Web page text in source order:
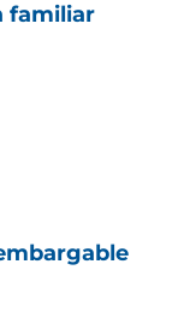
familiar